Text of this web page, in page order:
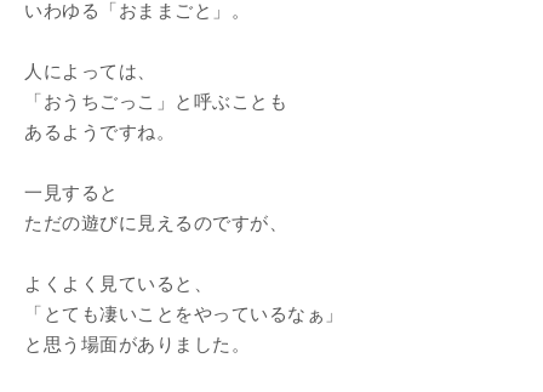
いわゆる「おままごと」。
人によっては、
「おうちごっこ」と呼ぶことも
あるようですね。
一見すると
ただの遊びに見えるのですが、
よくよく見ていると、
「とても凄いことをやっているなぁ」
と思う場面がありました。